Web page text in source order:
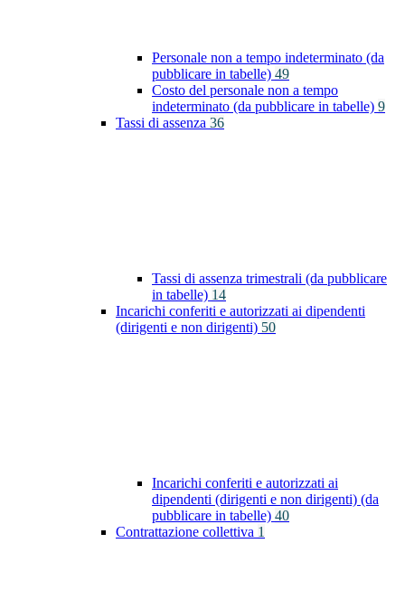
Personale non a tempo indeterminato (da
pubblicare in tabelle) 49
Costo del personale non a tempo
indeterminato (da pubblicare in tabelle) 9
Tassi di assenza 36
Tassi di assenza trimestrali (da pubblicare
in tabelle) 14
Incarichi conferiti e autorizzati ai dipendenti
(dirigenti e non dirigenti) 50
Incarichi conferiti e autorizzati ai
dipendenti (dirigenti e non dirigenti) (da
pubblicare in tabelle) 40
Contrattazione collettiva 1